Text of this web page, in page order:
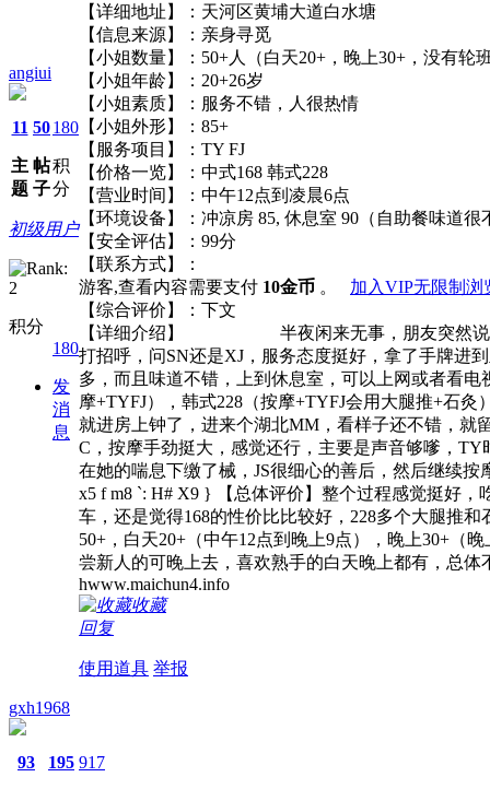
angiui
11
主
题
50
帖
子
180
积
分
初级用户
积分
180
发
消
息
【详细地址】：天河区黄埔大道白水塘
【信息来源】：亲身寻觅
【小姐数量】：50+人（白天20+，晚上30+，
【小姐年龄】：20+26岁
【小姐素质】：服务不错，人很热情
【小姐外形】：85+
【服务项目】：TY FJ
【价格一览】：中式168 韩式228
【营业时间】：中午12点到凌晨6点
【环境设备】：冲凉房 85, 休息室 90（自助餐
【安全评估】：99分
【联系方式】：
游客,查看内容需要支付 10金币 。 加入VIP无限制浏
【综合评价】：下文
【详细介绍】 半夜闲来无事，朋友突然说想去
打招呼，问SN还是XJ，服务态度挺好，拿了手牌进
多，而且味道不错，上到休息室，可以上网或者看
摩+TYFJ），韩式228（按摩+TYFJ会用大腿推+石
就进房上钟了，进来个湖北MM，看样子还不错，就
C，按摩手劲挺大，感觉还行，主要是声音够嗲，
在她的喘息下缴了械，JS很细心的善后，然后继续
x5 f m8 `: H# X9 } 【总体评价】整个过程感觉挺好
车，还是觉得168的性价比比较好，228多个大腿推
50+，白天20+（中午12点到晚上9点），晚上30+（
尝新人的可晚上去，喜欢熟手的白天晚上都有，总体
hwww.maichun4.info
收藏
回复
使用道具 举报
gxh1968
93 195 917